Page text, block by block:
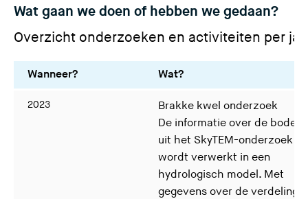
Wat gaan we doen of hebben we gedaan?
Overzicht onderzoeken en activiteiten per
Wanneer? Wat?
2023
Brakke kwel onderzoek
De informatie over de bodem
uit het SkyTEM-onderzoek
wordt verwerkt in een
hydrologisch model. Met
gegevens over de verdeling